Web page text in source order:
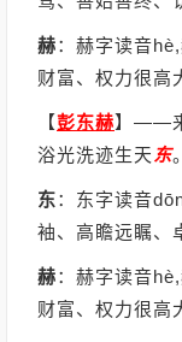
赫：赫字读音
财富、权力很高
【彭东赫】 ——来
浴光洗迹生天东
东：东字读音
袖、高瞻远瞩、
赫：赫字读音
财富、权力很高